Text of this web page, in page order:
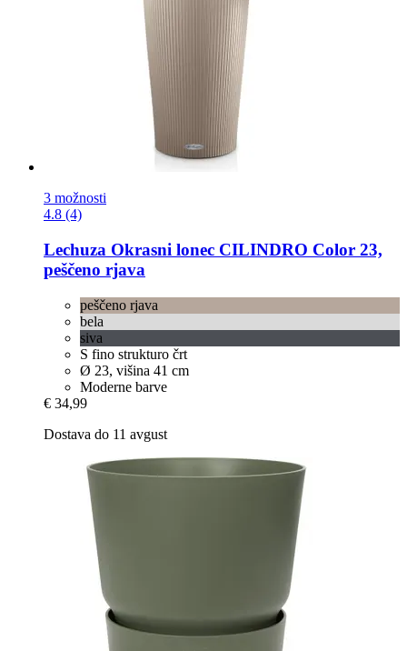
3 možnosti
4.8 (4)
Lechuza Okrasni lonec CILINDRO Color 23,
peščeno rjava
peščeno rjava
bela
siva
S fino strukturo črt
Ø 23, višina 41 cm
Moderne barve
€ 34,99
Dostava do 11 avgust